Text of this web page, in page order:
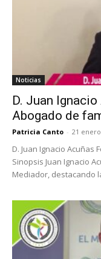
Noticias
D. Juan
Abogado de
Patricia Canto - 21
D. Juan Ignacio
Sinopsis Juan Ignacio
Mediador, destacando